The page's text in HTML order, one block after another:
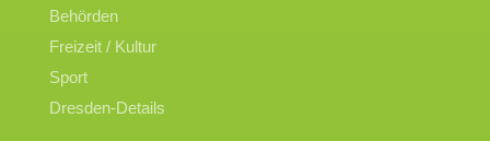
Behörden
Freizeit / Kultur
Sport
Dresden-Details